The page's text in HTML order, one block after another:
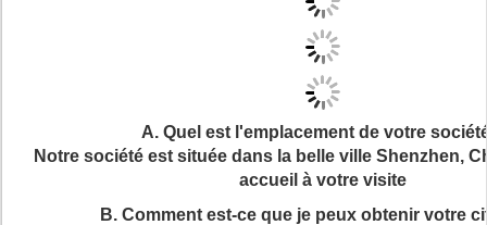
A. Quel est l'emplacement de votre
Notre société est située dans la belle ville Shenzhen,
accueil à votre visite
B. Comment est-ce que je peux obtenir votre